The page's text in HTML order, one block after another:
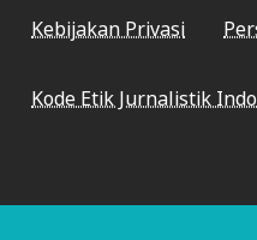
Kebijakan Privasi
Kode Etik Jurnalistik